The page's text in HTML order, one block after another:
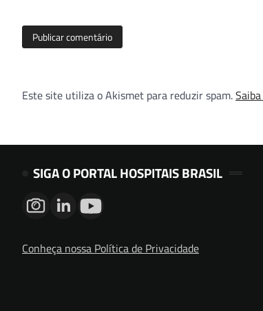
Este site utiliza o Akismet para reduzir spam.
SIGA O PORTAL HOSPITAIS BRASIL
Conheça nossa Política de Privacidade